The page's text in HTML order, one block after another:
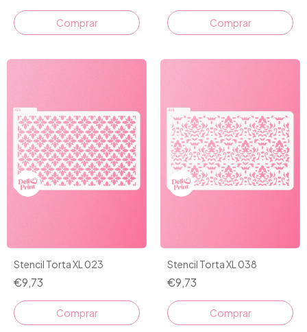
Stencil Torta XL 023
€9,73
Stencil Torta XL 038
€9,73